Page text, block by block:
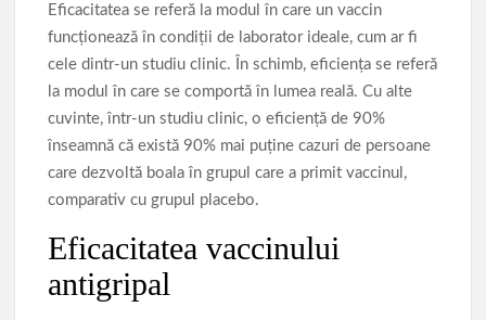
Eficacitatea se referă la modul în care un vaccin
funcționează în condiții de laborator ideale, cum ar fi
cele dintr-un studiu clinic. În schimb, eficiența se referă
la modul în care se comportă în lumea reală. Cu alte
cuvinte, într-un studiu clinic, o eficiență de 90%
înseamnă că există 90% mai puține cazuri de persoane
care dezvoltă boala în grupul care a primit vaccinul,
comparativ cu grupul placebo.
Eficacitatea vaccinului
antigripal